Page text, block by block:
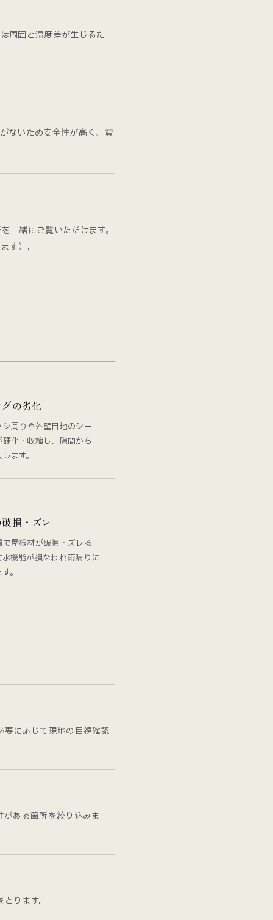
周囲と温度差が生じるた
ないため安全性が高く、費
一緒にご覧いただけます。
す）。
の劣化
シ周りや外壁目地のシー
硬化・収縮し、隙間から
ます。
損・ズレ
で屋根材が破損・ズレる
水機能が損なわれ雨漏りに
。
要に応じて現地の目視確認
ある箇所を絞り込みま
ります。